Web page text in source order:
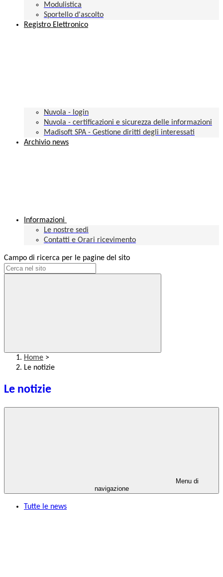
Modulistica
Sportello d'ascolto
Registro Elettronico
Nuvola - login
Nuvola - certificazioni e sicurezza delle informazioni
Madisoft SPA - Gestione diritti degli interessati
Archivio news
Informazioni
Le nostre sedi
Contatti e Orari ricevimento
Campo di ricerca per le pagine del sito
Home >
Le notizie
Le notizie
Menu di
navigazione
Tutte le news